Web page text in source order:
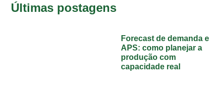
Últimas postagens
Forecast de demanda e
APS: como planejar a
produção com
capacidade real